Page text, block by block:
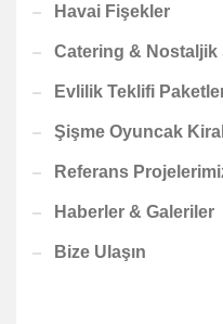
Havai Fişekler
Catering & Nostaljik
Evlilik Teklifi
Şişme Oyuncak
Referans
Haberler & Galeriler
Bize Ulaşın